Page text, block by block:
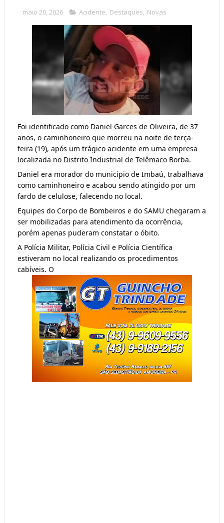
maio 20, 2026 Acidente, Destaques, Novas
Foi identificado como Daniel Garces de Oliveira, de 37
anos, o caminhoneiro que morreu na noite de terça-
feira (19), após um trágico acidente em uma empresa
localizada no Distrito Industrial de Telêmaco Borba.
Daniel era morador do município de Imbaú, trabalhava
como caminhoneiro e acabou sendo atingido por um
fardo de celulose, falecendo no local.
Equipes do Corpo de Bombeiros e do SAMU chegaram a
ser mobilizadas para atendimento da ocorrência,
porém apenas puderam constatar o óbito.
A Polícia Militar, Polícia Civil e Polícia Científica
estiveram no local realizando os procedimentos
cabíveis. O